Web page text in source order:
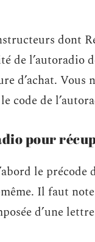
dont
de l’autoradio
d’achat. Vous
code de
pour
le précode
Il faut
d’une